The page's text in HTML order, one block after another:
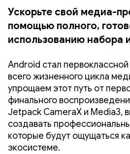
Ускорьте свой медиа-
помощью полного,
использованию набора
Android стал
всего жизненного цикла
упрощаем этот путь от
финального
Jetpack CameraX и Media3,
создавать
которые будут ощущаться
экосистеме.